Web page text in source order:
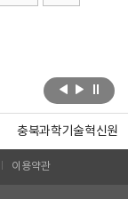
충북과학기술혁신원
이용약관